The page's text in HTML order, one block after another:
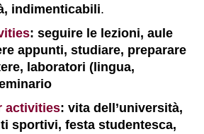
indimenticabili.
: seguire le lezioni, aule
appunti, studiare, preparare
laboratori (lingua,
activities: vita dell’università,
sportivi, festa studentesca,